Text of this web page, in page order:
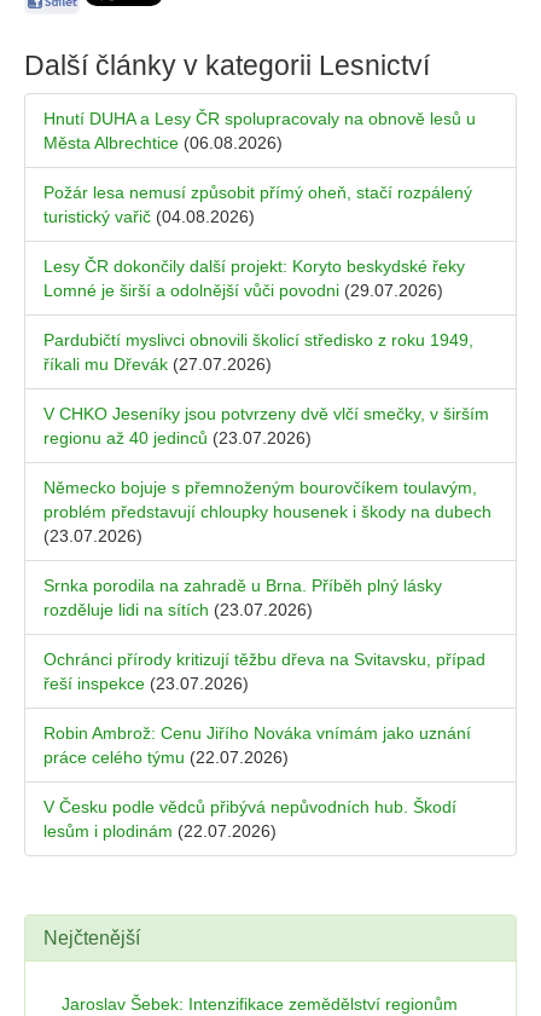
Další články v kategorii Lesnictví
Hnutí DUHA a Lesy ČR spolupracovaly na obnově lesů u
Města Albrechtice (06.08.2026)
Požár lesa nemusí způsobit přímý oheň, stačí rozpálený
turistický vařič (04.08.2026)
Lesy ČR dokončily další projekt: Koryto beskydské řeky
Lomné je širší a odolnější vůči povodni (29.07.2026)
Pardubičtí myslivci obnovili školicí středisko z roku 1949,
říkali mu Dřevák (27.07.2026)
V CHKO Jeseníky jsou potvrzeny dvě vlčí smečky, v širším
regionu až 40 jedinců (23.07.2026)
Německo bojuje s přemnoženým bourovčíkem toulavým,
problém představují chloupky housenek i škody na dubech
(23.07.2026)
Srnka porodila na zahradě u Brna. Příběh plný lásky
rozděluje lidi na sítích (23.07.2026)
Ochránci přírody kritizují těžbu dřeva na Svitavsku, případ
řeší inspekce (23.07.2026)
Robin Ambrož: Cenu Jiřího Nováka vnímám jako uznání
práce celého týmu (22.07.2026)
V Česku podle vědců přibývá nepůvodních hub. Škodí
lesům i plodinám (22.07.2026)
Nejčtenější
Jaroslav Šebek: Intenzifikace zemědělství regionům